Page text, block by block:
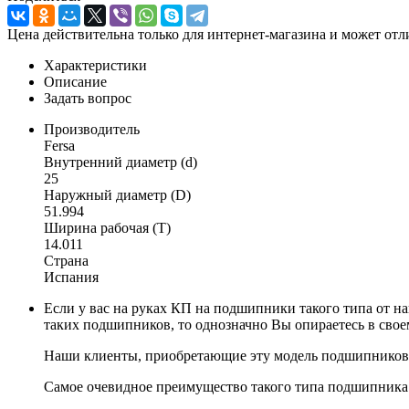
Цена действительна только для интернет-магазина и может
Характеристики
Описание
Задать вопрос
Производитель
Fersa
Внутренний диаметр (d)
25
Наружный диаметр (D)
51.994
Ширина рабочая (T)
14.011
Страна
Испания
Если у вас на руках КП на подшипники такого типа от
таких подшипников, то однозначно Вы опираетесь в
Наши клиенты, приобретающие эту модель
Самое очевидное преимущество такого типа